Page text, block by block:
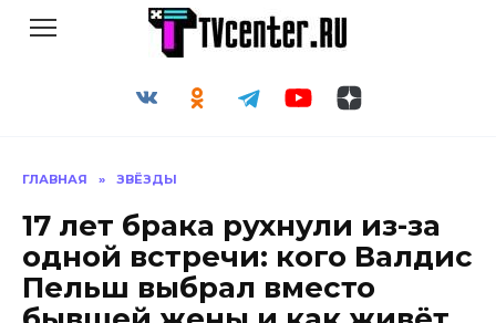
ГЛАВНАЯ » ЗВЁЗДЫ
17 лет брака рухнули из-за
одной встречи: кого Валдис
Пельш выбрал вместо